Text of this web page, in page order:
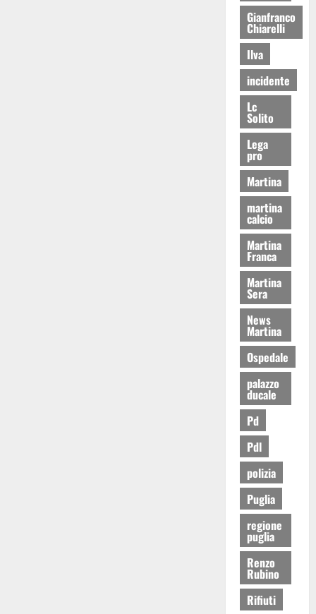
Gianfranco
Chiarelli
Ilva
incidente
Lc
Solito
Lega
pro
Martina
martina
calcio
Martina
Franca
Martina
Sera
News
Martina
Ospedale
palazzo
ducale
Pd
Pdl
polizia
Puglia
regione
puglia
Renzo
Rubino
Rifiuti